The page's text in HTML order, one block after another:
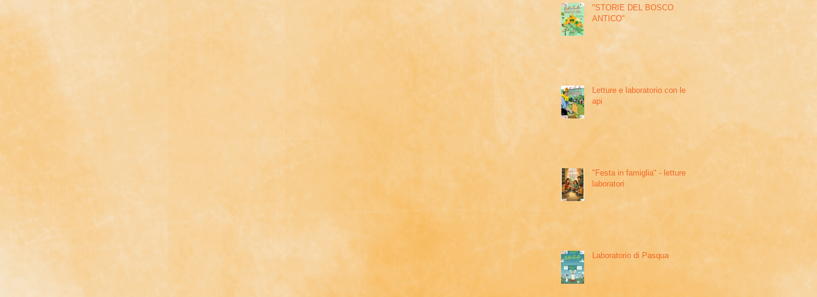
"STORIE DEL BOSCO
ANTICO"
Letture e laboratorio con le
api
"Festa in famiglia" - letture e
laboratori
Laboratorio di Pasqua